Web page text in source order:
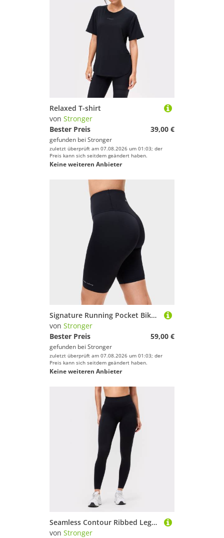
Relaxed T-shirt
von Stronger
Bester Preis
39,00 €
gefunden bei Stronger
zuletzt überprüft am 07.08.2026 um 01:03; der
Preis kann sich seitdem geändert haben.
Keine weiteren Anbieter
Signature Running Pocket Bike Shorts
von Stronger
Bester Preis
59,00 €
gefunden bei Stronger
zuletzt überprüft am 07.08.2026 um 01:03; der
Preis kann sich seitdem geändert haben.
Keine weiteren Anbieter
Seamless Contour Ribbed Leggings
von Stronger